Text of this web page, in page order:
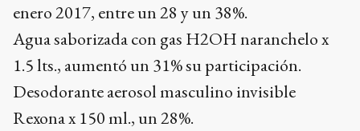
enero 2017, entre un 28 y un 38%.
Agua saborizada con gas H2OH naranchelo x
1.5 lts., aumentó un 31% su participación.
Desodorante aerosol masculino invisible
Rexona x 150 ml., un 28%.